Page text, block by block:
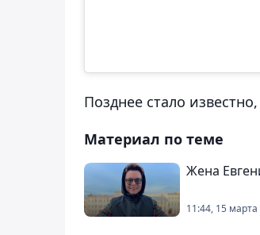
Позднее стало
Материал по теме
Жена
11:44, 15